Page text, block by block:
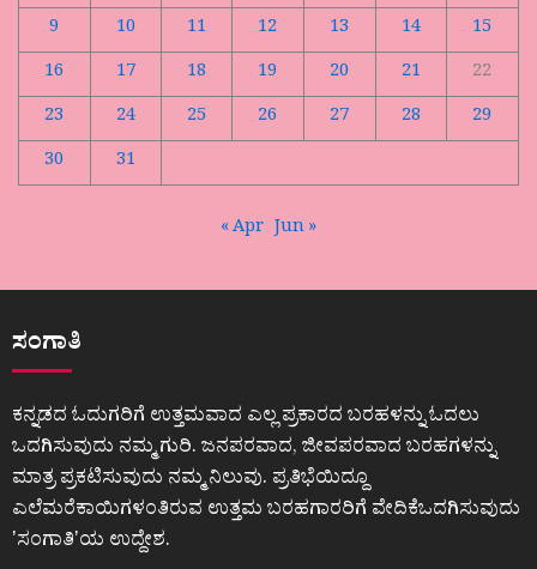
9
10 11 12 13 14
15
16
17 18 19 20 21
22
23
24 25 26 27 28
29
30
31
« Apr Jun »
ಸಂಗಾತಿ
ಕನ್ನಡದ ಓದುಗರಿಗೆ ಉತ್ತಮವಾದ ಎಲ್ಲ ಪ್ರಕಾರದ ಬರಹಳನ್ನು ಓದಲು
ಒದಗಿಸುವುದು ನಮ್ಮ ಗುರಿ. ಜನಪರವಾದ, ಜೀವಪರವಾದ ಬರಹಗಳನ್ನು
ಮಾತ್ರ ಪ್ರಕಟಿಸುವುದು ನಮ್ಮ ನಿಲುವು. ಪ್ರತಿಭೆಯಿದ್ದೂ
ಎಲೆಮರೆಕಾಯಿಗಳಂತಿರುವ ಉತ್ತಮ ಬರಹಗಾರರಿಗೆ ವೇದಿಕೆಒದಗಿಸುವುದು
ʼಸಂಗಾತಿʼಯ ಉದ್ದೇಶ.